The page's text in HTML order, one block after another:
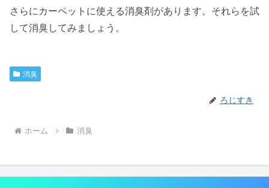
さらにカーペットに使える消臭剤があります。それらを試
して消臭してみましょう。
消臭
ろじすき
ホーム 消臭